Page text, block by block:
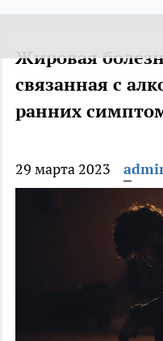
Жировая
связанная с
ранних
29 марта 2023